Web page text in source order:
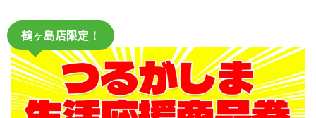
鶴ヶ島店限定！